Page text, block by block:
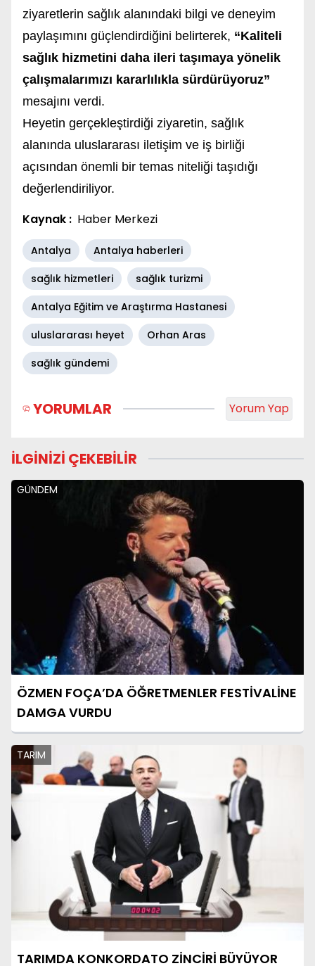
ziyaretlerin sağlık alanındaki bilgi ve deneyim
paylaşımını güçlendirdiğini belirterek, “Kaliteli
sağlık hizmetini daha ileri taşımaya yönelik
çalışmalarımızı kararlılıkla sürdürüyoruz”
mesajını verdi.
Heyetin gerçekleştirdiği ziyaretin, sağlık
alanında uluslararası iletişim ve iş birliği
açısından önemli bir temas niteliği taşıdığı
değerlendiriliyor.
Kaynak : Haber Merkezi
Antalya
Antalya haberleri
sağlık hizmetleri
sağlık turizmi
Antalya Eğitim ve Araştırma Hastanesi
uluslararası heyet
Orhan Aras
sağlık gündemi
YORUMLAR Yorum Yap
İLGİNİZİ ÇEKEBİLİR
GÜNDEM
ÖZMEN FOÇA’DA ÖĞRETMENLER FESTİVALİNE
DAMGA VURDU
TARIM
TARIMDA KONKORDATO ZİNCİRİ BÜYÜYOR